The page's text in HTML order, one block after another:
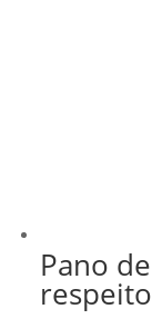
Pano